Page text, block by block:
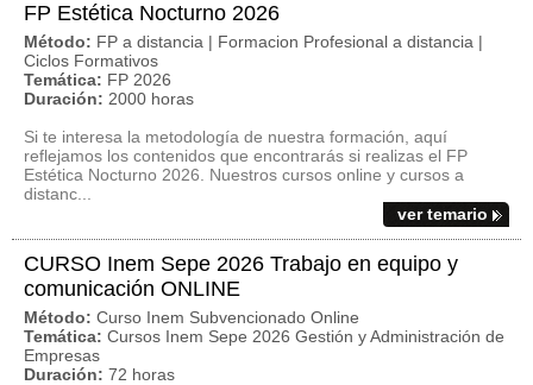
FP Estética Nocturno 2026
Método: FP a distancia | Formacion Profesional a distancia |
Ciclos Formativos
Temática: FP 2026
Duración: 2000 horas
Si te interesa la metodología de nuestra formación, aquí
reflejamos los contenidos que encontrarás si realizas el FP
Estética Nocturno 2026. Nuestros cursos online y cursos a
distanc...
ver temario
CURSO Inem Sepe 2026 Trabajo en equipo y
comunicación ONLINE
Método: Curso Inem Subvencionado Online
Temática: Cursos Inem Sepe 2026 Gestión y Administración de
Empresas
Duración: 72 horas